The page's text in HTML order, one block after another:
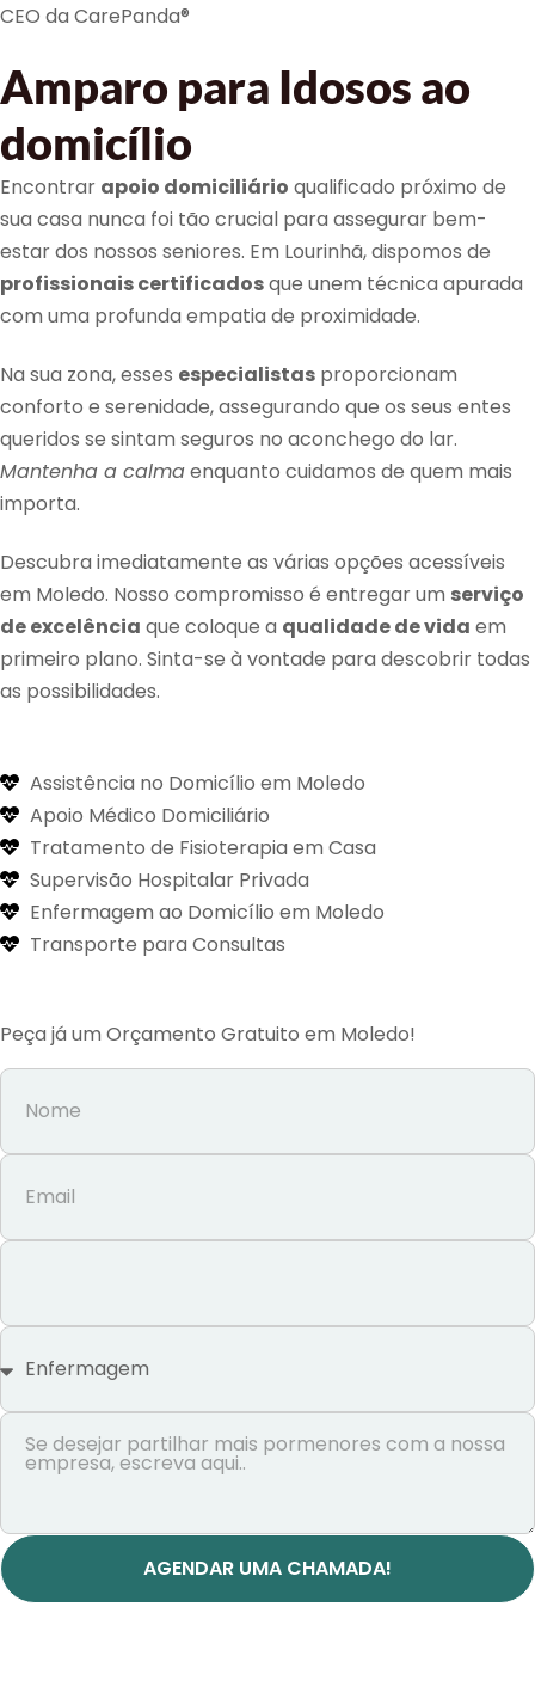
CEO da CarePanda®
Amparo para Idosos ao
domicílio
Encontrar apoio domiciliário qualificado próximo de
sua casa nunca foi tão crucial para assegurar bem-
estar dos nossos seniores. Em Lourinhã, dispomos de
profissionais certificadosque unem técnica apurada
com uma profunda empatia de proximidade.
Na sua zona, esses especialistas proporcionam
conforto e serenidade, assegurando que os seus entes
queridos se sintam seguros no aconchego do lar.
Mantenha a calmaenquanto cuidamos de quem mais
importa.
Descubra imediatamente as várias opções acessíveis
em Moledo. Nosso compromisso é entregar um serviço
de excelência que coloque a qualidade de vida em
primeiro plano. Sinta-se à vontade para descobrir todas
as possibilidades.
Assistência no Domicílio em Moledo
Apoio Médico Domiciliário
Tratamento de Fisioterapia em Casa
Supervisão Hospitalar Privada
Enfermagem ao Domicílio em Moledo
Transporte para Consultas
Peça já um Orçamento Gratuito em Moledo!
AGENDAR UMA CHAMADA!